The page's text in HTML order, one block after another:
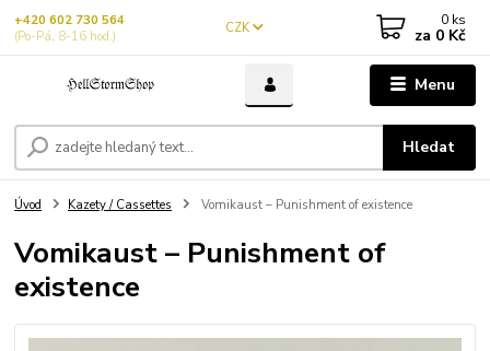
Menu
CZK
Hledat
+420 602 730 564
(Po-Pá, 8-16 hod.)
0 ks
za 0 Kč
Úvod Kazety / Cassettes Vomikaust – Punishment of existence
Vomikaust – Punishment of
existence